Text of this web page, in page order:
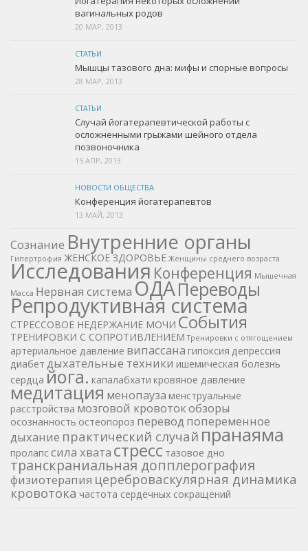
вагинальных родов
20 МАР, 2013
СТАТЬИ
Мышцы тазового дна: мифы и спорные вопросы
28 МАР, 2013
СТАТЬИ
Случай йогатерапевтической работы с
осложненными грыжами шейного отдела
позвоночника
15 АПР, 2013
НОВОСТИ ОБЩЕСТВА
Конференция йогатерапевтов
13 МАЙ, 2013
Cознание Внутренние органы
Гипертрофия ЖЕНСКОЕ ЗДОРОВЬЕ Женщины среднего возраста
Исследования Конференция Мышечная
Масса Нервная система ОДАПереводы
Репродуктивная система
СТРЕССОВОЕ НЕДЕРЖАНИЕ МОЧИ События
ТРЕНИРОВКИ С СОПРОТИВЛЕНИЕМ Тренировки с отягощением
артериальное давление випассана гипоксия депрессия
диабет дыхательные техники ишемическая болезнь
сердца йога. капалабхати кровяное давление
медитация менопауза менструальные
расстройства мозговой кровотокобзоры
осознанность остеопороз перевод попеременное
дыхание практический случай пранаяма
пролапссила хвата стресс тазовое дно
транскраниальная допплерография
физиотерапия цереброваскулярная динамика
кровотока частота сердечных сокращений